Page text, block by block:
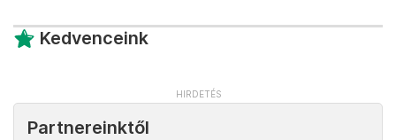
Kedvenceink
Partnereinktől